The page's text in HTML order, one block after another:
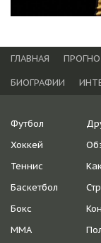
ГЛАВНАЯ
БИОГРАФИИ
Футбол
Хоккей
Теннис
Баскетбол
Бокс
ММА